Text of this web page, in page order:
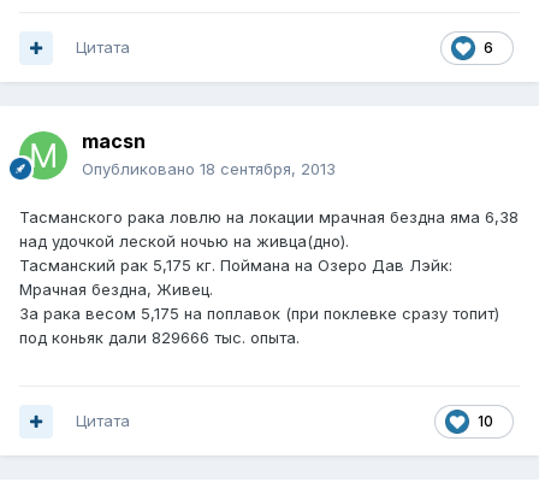
6
Цитата
macsn
Опубликовано 18 сентября, 2013
Тасманского рака ловлю на локации мрачная бездна яма 6,38
над удочкой леской ночью на живца(дно).
Тасманский рак 5,175 кг. Поймана на Озеро Дав Лэйк:
Мрачная бездна, Живец.
За рака весом 5,175 на поплавок (при поклевке сразу топит)
под коньяк дали 829666 тыс. опыта.
10
Цитата